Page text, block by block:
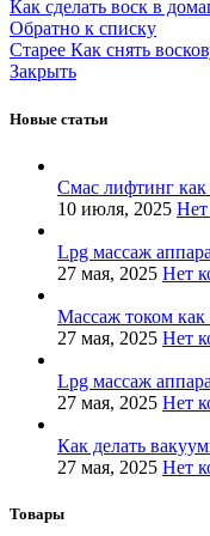
Как сделать воск в
Обратно к списку
Старее Как снять
Закрыть
Новые статьи
Смас лифтинг как
10 июля, 2025 Нет
Lpg массаж
27 мая, 2025 Нет
Массаж током как
27 мая, 2025 Нет
Lpg массаж
27 мая, 2025 Нет
Как делать
27 мая, 2025 Нет
Товары